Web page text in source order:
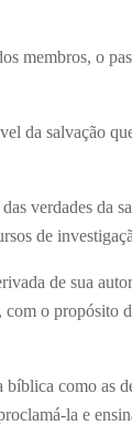
membros, o
da salvação
verdades da
de
de sua
com o propósito
como as
la e